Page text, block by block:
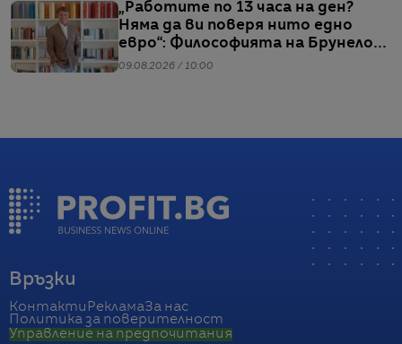
„Работите по 13 часа на ден?
Няма да ви поверя нито едно
евро“: Философията на Брунело
Кучинели за бизнеса и живота
09.08.2026 / 10:00
Връзки
Контакти РекламаЗа нас
Политика за поверителност
Управление на предпочитания